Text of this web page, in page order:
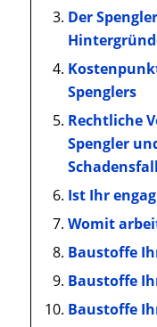
Der
Spenglers
Rechtliche
Spengler
Schadensfall
Ist Ihr
Womit
Baustoffe
Baustoffe
Baustoffe